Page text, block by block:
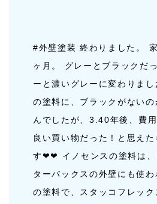
#外壁塗装 終わりました。
ヶ月。 グレーとブラックだ
ーと濃いグレーに変わりま
の塗料に、ブラックがない
んでしたが、3.40年後、費
良い買い物だった！と思え
す❤︎❤︎ イノセンスの塗料は
ターバックスの外壁にも使
の塗料で、スタッコフレッ